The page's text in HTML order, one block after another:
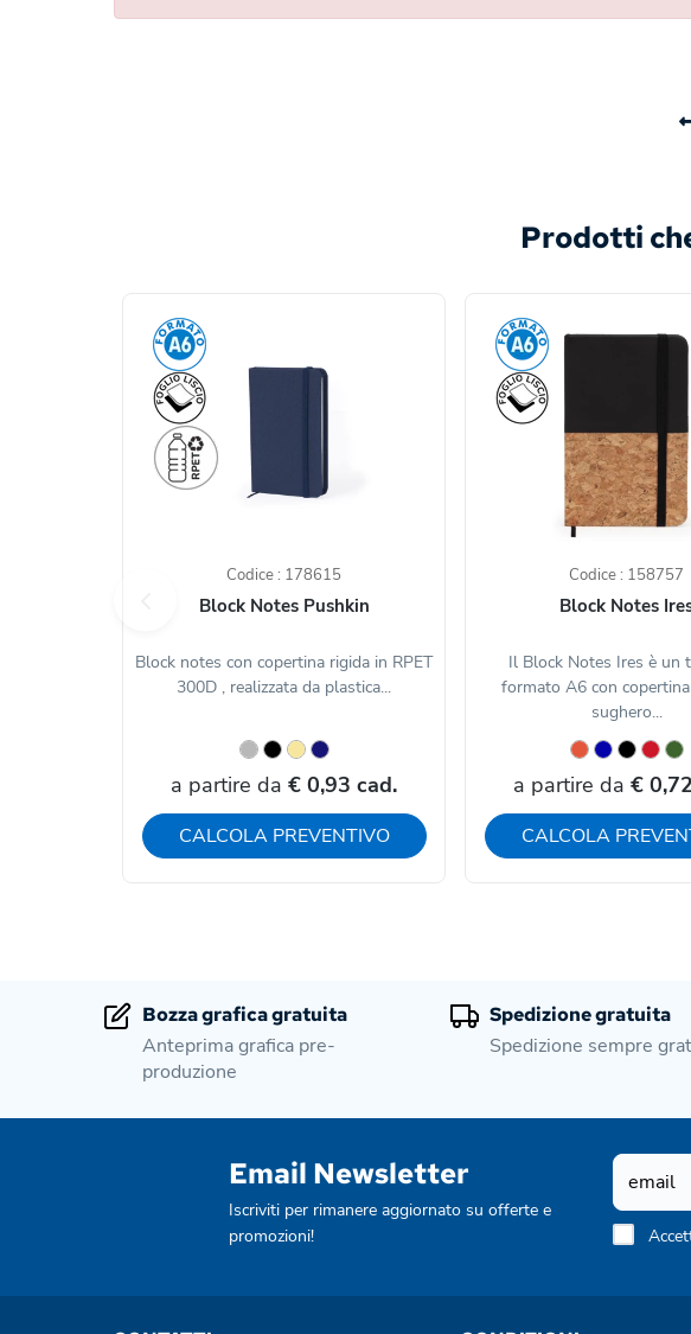
Prodotti
Codice : 178615
Block Notes Pushkin
Block notes con copertina rigida in RPET
300D , realizzata da plastica...
a partire da € 0,93 cad.
CALCOLA PREVENTIVO
Codice : 158757
Block Notes
Il Block Notes Ires è un
formato A6 con
sughero...
a partire da €
CALCOLA
Bozza grafica gratuita
Anteprima grafica pre-
produzione
Spedizione gratuita
Spedizione sempre
Email Newsletter
Iscriviti per rimanere aggiornato su offerte e
promozioni!